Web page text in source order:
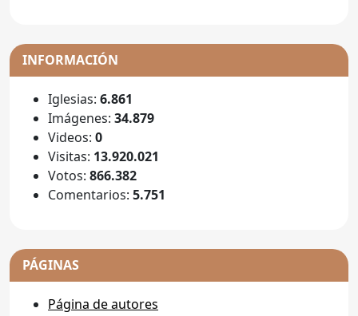
INFORMACIÓN
Iglesias: 6.861
Imágenes: 34.879
Videos: 0
Visitas: 13.920.021
Votos: 866.382
Comentarios: 5.751
PÁGINAS
Página de autores